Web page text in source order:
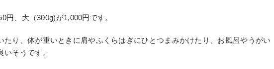
円、大（300g)が1,000円です。
たり、体が重いときに肩やふくらはぎにひとつまみかけたり、お風呂やうがい
そうです。